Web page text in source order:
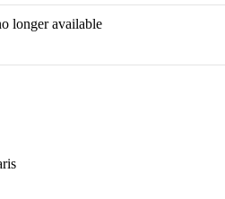
longer available